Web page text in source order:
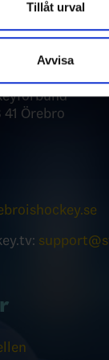
tillhandahållit
använt deras
Tillåt urval
Avvisa
Örebro